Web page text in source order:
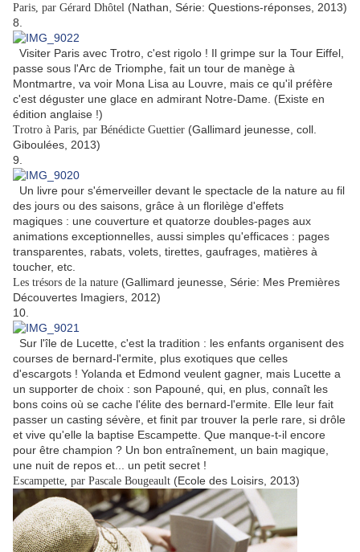
Paris, par Gérard Dhôtel (Nathan, Série: Questions-réponses, 2013)
8.
Visiter Paris avec Trotro, c'est rigolo ! Il grimpe sur la Tour Eiffel,
passe sous l'Arc de Triomphe, fait un tour de manège à
Montmartre, va voir Mona Lisa au Louvre, mais ce qu'il préfère
c'est déguster une glace en admirant Notre-Dame. (Existe en
édition anglaise !)
Trotro à Paris, par Bénédicte Guettier (Gallimard jeunesse, coll.
Giboulées, 2013)
9.
Un livre pour s'émerveiller devant le spectacle de la nature au fil
des jours ou des saisons, grâce à un florilège d'effets
magiques : une couverture et quatorze doubles-pages aux
animations exceptionnelles, aussi simples qu'efficaces : pages
transparentes, rabats, volets, tirettes, gaufrages, matières à
toucher, etc.
Les trésors de la nature (Gallimard jeunesse, Série: Mes Premières
Découvertes Imagiers, 2012)
10.
Sur l'île de Lucette, c'est la tradition : les enfants organisent des
courses de bernard-l'ermite, plus exotiques que celles
d'escargots ! Yolanda et Edmond veulent gagner, mais Lucette a
un supporter de choix : son Papouné, qui, en plus, connaît les
bons coins où se cache l'élite des bernard-l'ermite. Elle leur fait
passer un casting sévère, et finit par trouver la perle rare, si drôle
et vive qu'elle la baptise Escampette. Que manque-t-il encore
pour être champion ? Un bon entraînement, un bain magique,
une nuit de repos et... un petit secret !
Escampette, par Pascale Bougeault (Ecole des Loisirs, 2013)